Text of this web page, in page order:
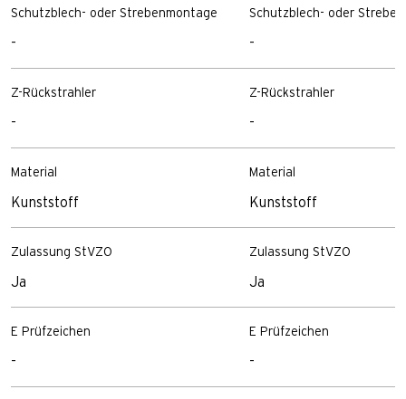
Schutzblech- oder Strebenmontage
-
Z-Rückstrahler
-
Material
Kunststoff
Zulassung StVZO
Ja
E Prüfzeichen
-
Schutzblech- oder
-
Z-Rückstrahler
-
Material
Kunststoff
Zulassung StVZO
Ja
E Prüfzeichen
-